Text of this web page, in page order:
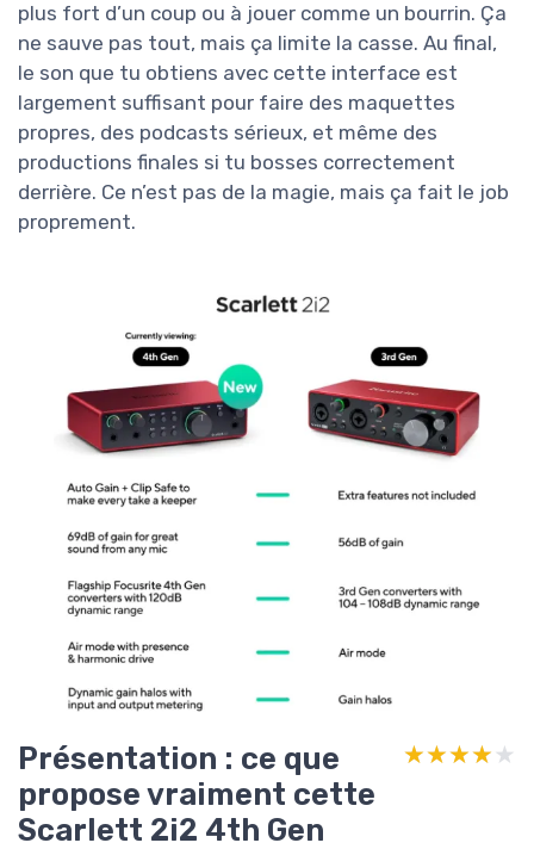
plus fort d’un coup ou à jouer comme un bourrin. Ça
ne sauve pas tout, mais ça limite la casse. Au final,
le son que tu obtiens avec cette interface est
largement suffisant pour faire des maquettes
propres, des podcasts sérieux, et même des
productions finales si tu bosses correctement
derrière. Ce n’est pas de la magie, mais ça fait le job
proprement.
Présentation : ce que
propose vraiment cette
Scarlett 2i2 4th Gen
★★★★★
★★★★★